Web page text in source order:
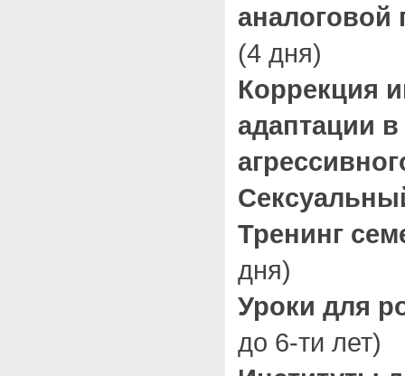
(4 дня)
Коррекция
адаптации
Тренинг
дня)
Уроки для
до 6-ти лет)